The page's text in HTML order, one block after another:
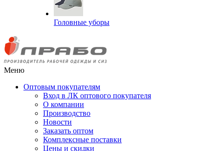
Головные уборы
Меню
Оптовым покупателям
Вход в ЛК оптового покупателя
О компании
Производство
Новости
Заказать оптом
Комплексные поставки
Цены и скидки